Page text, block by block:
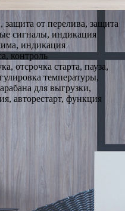
защита от перелива, защита
сигналы, индикация
индикация
контроль
отсрочка старта, пауза,
температуры,
для выгрузки,
авторестарт, функция